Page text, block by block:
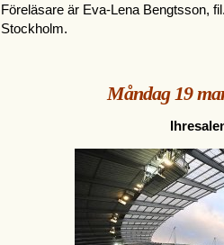
Föreläsare är Eva-Lena Bengtsson,
Stockholm.
Måndag 19